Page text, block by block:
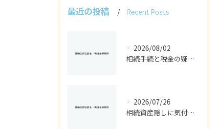
最近の投稿 Recent Posts
2026/08/02
相続手続と税金の疑問をスッキリ解決する基礎控除や申告条件の徹底ガイド
2026/07/26
相続資産隠しに気付いた時の神奈川県で取るべき具体的対応ガイド